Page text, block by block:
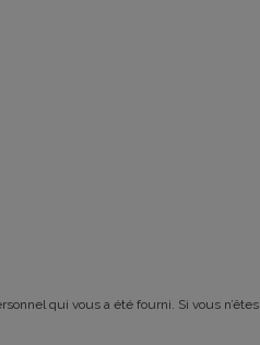
qui vous a été fourni. Si vous n’êtes